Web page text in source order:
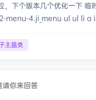
，下个版本几个优化一下
menu-4.ji_menu ul ul li
主题类
请你来回答